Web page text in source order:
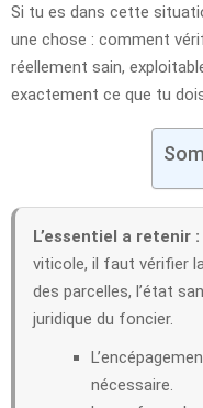
Si tu es dans cette
une chose : comment
réellement sain,
exactement ce que tu
L’essentiel a retenir :
viticole, il faut vérifier
des parcelles, l’état
juridique du foncier.
nécessaire.